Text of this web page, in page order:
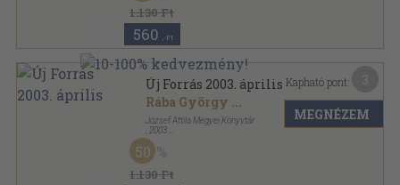
1.130 Ft
560 ,-Ft
Új Forrás 2003. április
Rába György ...
József Attila Megyei Könyvtár
2003
Ragasztott papírkötés
Új Forrás sorozat
1.130 Ft
50
Kapható pont:
MEGNÉZEM